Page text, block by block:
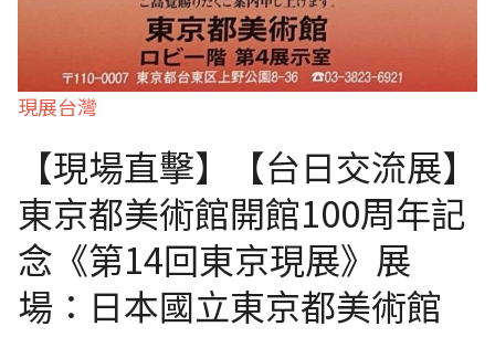
現展台灣
【現場直擊】【台日交流展】
東京都美術館開館100周年記
念《第14回東京現展》展
場：日本國立東京都美術館